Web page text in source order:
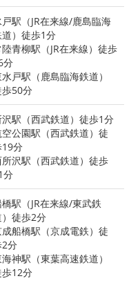
駅（JR在来線/鹿島臨海
）徒歩1分
青柳駅（JR在来線）徒歩
分
戸駅（鹿島臨海鉄道）
50分
沢駅（西武鉄道）徒歩1分
公園駅（西武鉄道）徒
分
沢駅（西武鉄道）徒歩
分
駅（JR在来線/東武鉄
徒歩2分
船橋駅（京成電鉄）徒
分
神駅（東葉高速鉄道）
12分